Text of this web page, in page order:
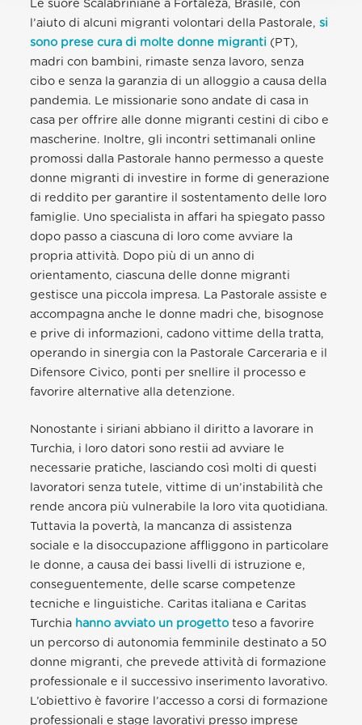
Le suore Scalabriniane a Fortaleza, Brasile, con
l’aiuto di alcuni migranti volontari della Pastorale,si
sono prese cura di molte donne migranti (PT),
madri con bambini, rimaste senza lavoro, senza
cibo e senza la garanzia di un alloggio a causa della
pandemia. Le missionarie sono andate di casa in
casa per offrire alle donne migranti cestini di cibo e
mascherine. Inoltre, gli incontri settimanali online
promossi dalla Pastorale hanno permesso a queste
donne migranti di investire in forme di generazione
di reddito per garantire il sostentamento delle loro
famiglie. Uno specialista in affari ha spiegato passo
dopo passo a ciascuna di loro come avviare la
propria attività. Dopo più di un anno di
orientamento, ciascuna delle donne migranti
gestisce una piccola impresa. La Pastorale assiste e
accompagna anche le donne madri che, bisognose
e prive di informazioni, cadono vittime della tratta,
operando in sinergia con la Pastorale Carceraria e il
Difensore Civico, ponti per snellire il processo e
favorire alternative alla detenzione.
Nonostante i siriani abbiano il diritto a lavorare in
Turchia, i loro datori sono restii ad avviare le
necessarie pratiche, lasciando così molti di questi
lavoratori senza tutele, vittime di un’instabilità che
rende ancora più vulnerabile la loro vita quotidiana.
Tuttavia la povertà, la mancanza di assistenza
sociale e la disoccupazione affliggono in particolare
le donne, a causa dei bassi livelli di istruzione e,
conseguentemente, delle scarse competenze
tecniche e linguistiche. Caritas italiana e Caritas
Turchia hanno avviato un progetto teso a favorire
un percorso di autonomia femminile destinato a 50
donne migranti, che prevede attività di formazione
professionale e il successivo inserimento lavorativo.
L’obiettivo è favorire l’accesso a corsi di formazione
professionali e stage lavorativi presso imprese